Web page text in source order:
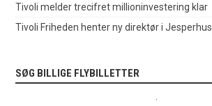
Tivoli melder trecifret millioninvestering klar
Tivoli Friheden henter ny direktør i Jesperhus
SØG BILLIGE FLYBILLETTER